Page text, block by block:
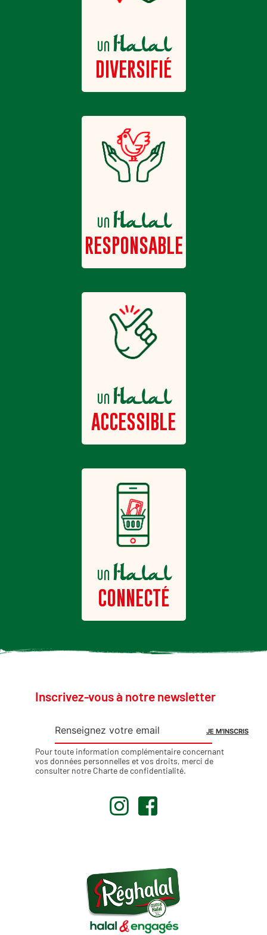
unHalal
DIVERSIFIÉ
unHalal
RESPONSABLE
unHalal
ACCESSIBLE
unHalal
CONNECTÉ
Inscrivez-vous à notre newsletter
Pour toute information complémentaire concernant
vos données personnelles et vos droits, merci de
consulter notre Charte de confidentialité.
. .